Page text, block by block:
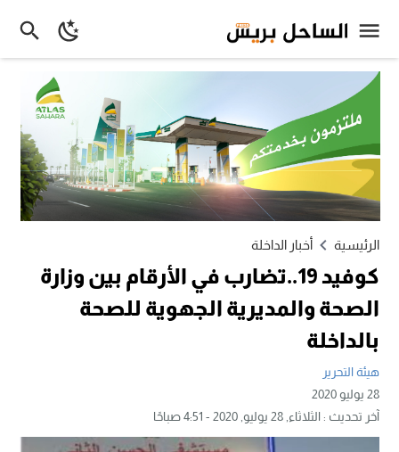
الرئيسية أخبار الداخلة
كوفيد 19..تضارب في الأرقام بين وزارة
الصحة والمديرية الجهوية للصحة
بالداخلة
هيئة التحرير
28 يوليو 2020
آخر تحديث :الثلاثاء, 28 يوليو, 2020 - 4:51 صباحًا